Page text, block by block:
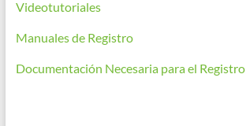
Videotutoriales
Manuales de Registro
Documentación Necesaria para el Registro